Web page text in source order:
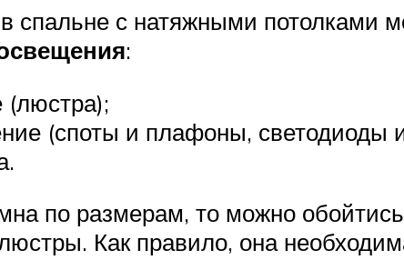
спальне с натяжными потолками
:
(люстра);
(споты и плафоны, светодиоды
по размерам, то можно
Как правило, она